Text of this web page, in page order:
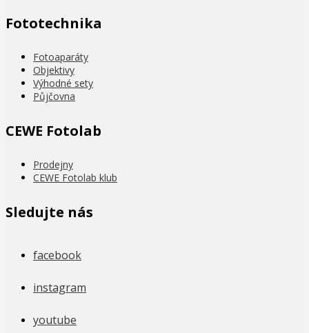
Fototechnika
Fotoaparáty
Objektivy
Výhodné sety
Půjčovna
CEWE Fotolab
Prodejny
CEWE Fotolab klub
Sledujte nás
facebook
instagram
youtube